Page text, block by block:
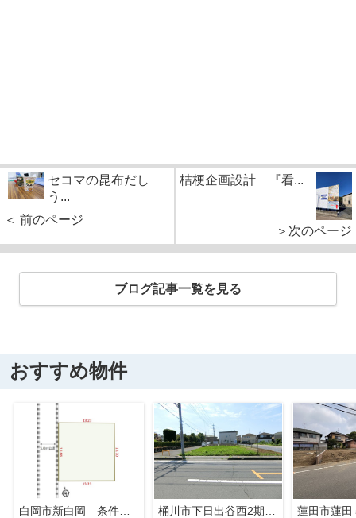
セコマの昆布だし
う...
＜ 前のページ
桔梗企画設計 『看...
＞次のページ
ブログ記事一覧を見る
おすすめ物件
白岡市新白岡 条件なし売地 全１区画